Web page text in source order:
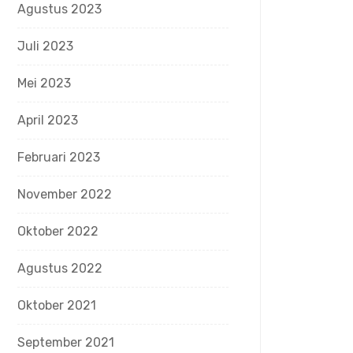
Agustus 2023
Juli 2023
Mei 2023
April 2023
Februari 2023
November 2022
Oktober 2022
Agustus 2022
Oktober 2021
September 2021